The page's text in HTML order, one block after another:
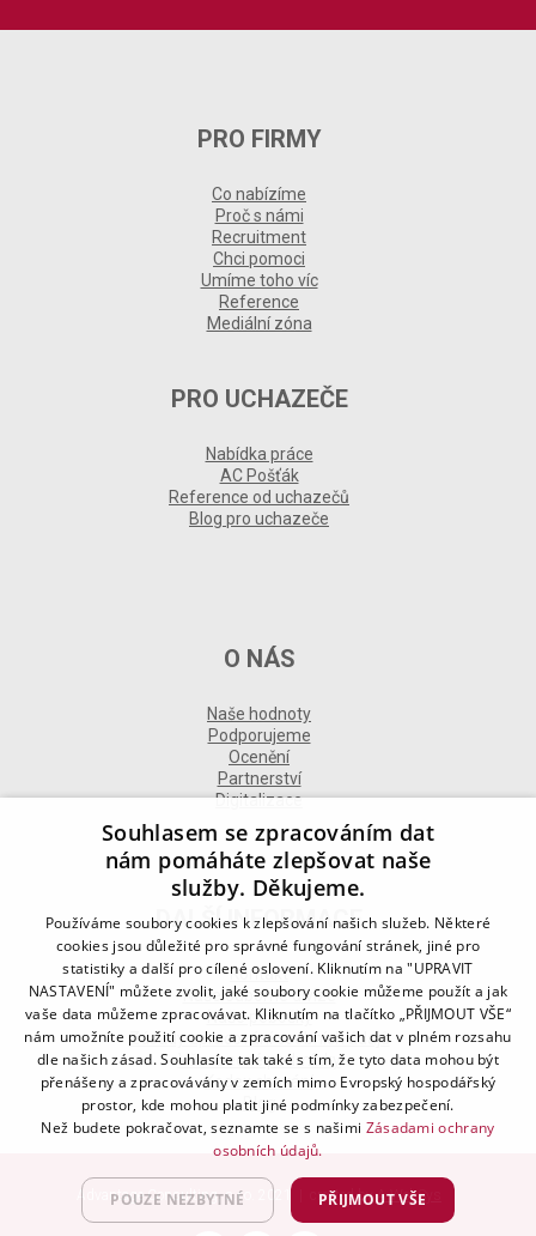
PRO FIRMY
Co nabízíme
Proč s námi
Recruitment
Chci pomoci
Umíme toho víc
Reference
Mediální zóna
PRO UCHAZEČE
Nabídka práce
AC Pošťák
Reference od uchazečů
Blog pro uchazeče
O NÁS
Naše hodnoty
Podporujeme
Ocenění
Partnerství
Digitalizace
DALŠÍ INFORMACE
Kontakt
Naše odborné divize
Naše pobočky
Zásady zpracování osobních údajů
Všeobecné podmínky
Kodex chování
Blog
Advantage Consulting, s.r.o. 2021 | created byA-WebSys
Souhlasem se zpracováním dat
nám pomáháte zlepšovat naše
služby. Děkujeme.
Používáme soubory cookies k zlepšování našich služeb. Některé
cookies jsou důležité pro správné fungování stránek, jiné pro
statistiky a další pro cílené oslovení. Kliknutím na "UPRAVIT
NASTAVENÍ" můžete zvolit, jaké soubory cookie můžeme použít a jak
vaše data můžeme zpracovávat. Kliknutím na tlačítko „PŘIJMOUT VŠE“
nám umožníte použití cookie a zpracování vašich dat v plném rozsahu
dle našich zásad. Souhlasíte tak také s tím, že tyto data mohou být
přenášeny a zpracovávány v zemích mimo Evropský hospodářský
prostor, kde mohou platit jiné podmínky zabezpečení.
Než budete pokračovat, seznamte se s našimi Zásadami ochrany
osobních údajů.
PŘIJMOUT VŠE
POUZE NEZBYTNÉ